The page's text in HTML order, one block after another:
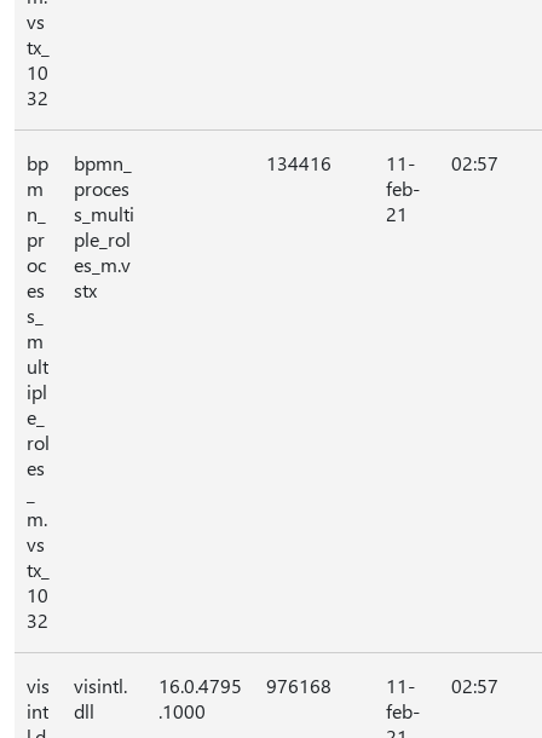
vs
tx_
10
32
bp
m
n_
pr
oc
es
s_
m
ult
ipl
e_
rol
es
m.
vs
tx_
10
32
bpmn_
proces
s_multi
ple_rol
es_m.v
stx
134416
11-
feb-
21
02:57
vis
int
visintl.
dll
16.0.4795
.1000
976168
11-
feb-
02:57